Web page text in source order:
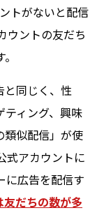
トがないと配信
ウントの友だち
同じく、性
ティング、興味
類似配信」が使
式アカウントに
に広告を配信す
だちの数が多